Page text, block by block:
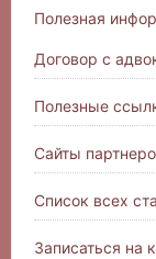
Полезная
Договор с
Полезные
Сайты
Список всех
Записаться на